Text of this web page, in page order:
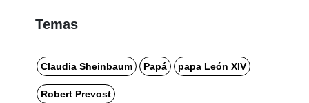
Temas
Claudia Sheinbaum Papá papa León XIV
Robert Prevost